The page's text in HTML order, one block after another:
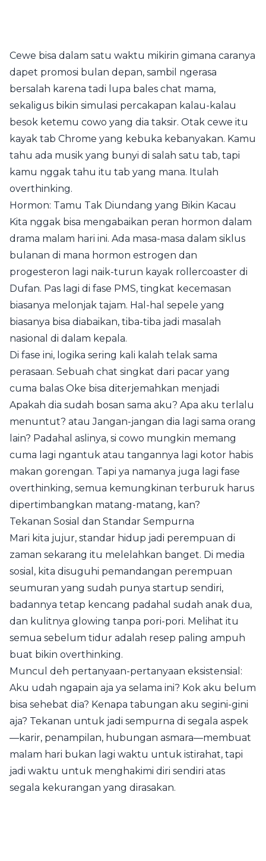
Cewe bisa dalam satu waktu mikirin gimana caranya
dapet promosi bulan depan, sambil ngerasa
bersalah karena tadi lupa bales chat mama,
sekaligus bikin simulasi percakapan kalau-kalau
besok ketemu cowo yang dia taksir. Otak cewe itu
kayak tab Chrome yang kebuka kebanyakan. Kamu
tahu ada musik yang bunyi di salah satu tab, tapi
kamu nggak tahu itu tab yang mana. Itulah
overthinking.
Hormon: Tamu Tak Diundang yang Bikin Kacau
Kita nggak bisa mengabaikan peran hormon dalam
drama malam hari ini. Ada masa-masa dalam siklus
bulanan di mana hormon estrogen dan
progesteron lagi naik-turun kayak rollercoaster di
Dufan. Pas lagi di fase PMS, tingkat kecemasan
biasanya melonjak tajam. Hal-hal sepele yang
biasanya bisa diabaikan, tiba-tiba jadi masalah
nasional di dalam kepala.
Di fase ini, logika sering kali kalah telak sama
perasaan. Sebuah chat singkat dari pacar yang
cuma balas Oke bisa diterjemahkan menjadi
Apakah dia sudah bosan sama aku? Apa aku terlalu
menuntut? atau Jangan-jangan dia lagi sama orang
lain? Padahal aslinya, si cowo mungkin memang
cuma lagi ngantuk atau tangannya lagi kotor habis
makan gorengan. Tapi ya namanya juga lagi fase
overthinking, semua kemungkinan terburuk harus
dipertimbangkan matang-matang, kan?
Tekanan Sosial dan Standar Sempurna
Mari kita jujur, standar hidup jadi perempuan di
zaman sekarang itu melelahkan banget. Di media
sosial, kita disuguhi pemandangan perempuan
seumuran yang sudah punya startup sendiri,
badannya tetap kencang padahal sudah anak dua,
dan kulitnya glowing tanpa pori-pori. Melihat itu
semua sebelum tidur adalah resep paling ampuh
buat bikin overthinking.
Muncul deh pertanyaan-pertanyaan eksistensial:
Aku udah ngapain aja ya selama ini? Kok aku belum
bisa sehebat dia? Kenapa tabungan aku segini-gini
aja? Tekanan untuk jadi sempurna di segala aspek
—karir, penampilan, hubungan asmara—membuat
malam hari bukan lagi waktu untuk istirahat, tapi
jadi waktu untuk menghakimi diri sendiri atas
segala kekurangan yang dirasakan.